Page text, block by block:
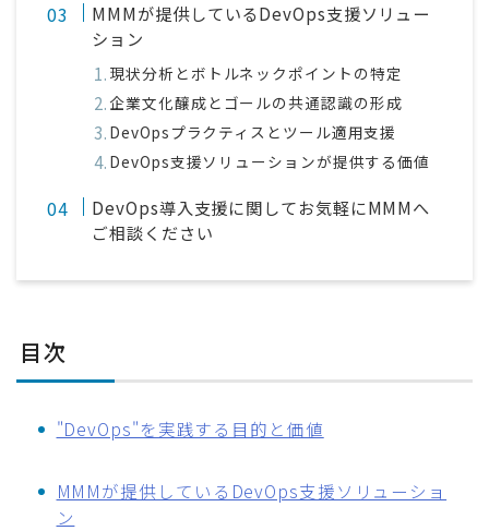
MMMが提供しているDevOps支援ソリュー
ション
現状分析とボトルネックポイントの特定
企業文化醸成とゴールの共通認識の形成
DevOpsプラクティスとツール適用支援
DevOps支援ソリューションが提供する価値
DevOps導入支援に関してお気軽にMMMへ
ご相談ください
目次
"DevOps"を実践する目的と価値
MMMが提供しているDevOps支援ソリューショ
ン